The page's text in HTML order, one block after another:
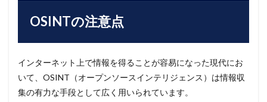
OSINTの注意点
インターネット上で情報を得ることが容易になった現代にお
いて、OSINT（オープンソースインテリジェンス）は情報収
集の有力な手段として広く用いられています。